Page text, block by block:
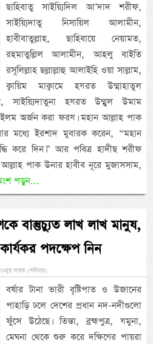
ছাহিবাতু সাইয়্যিদিল আ’দাদ শরীফ,
সাইয়্যিদাতু নিসায়িল আলামীন,
হাবীবাতুল্লাহ, ছাহিবায়ে নেয়ামত,
রহমাতুল্লিল আলামীন, আহলু বাইতি
রসূলিল্লাহ ছল্লাল্লাহু আলাইহি ওয়া সাল্লাম,
ক্বায়িম মাক্বামে হযরত উম্মাহাতুল
সাইয়্যিদাতুনা হযরত উম্মুল উমাম
অর্জন করা ফরয। মহান আল্লাহ পাক
মধ্যে ইরশাদ মুবারক করেন, “মহান
করে দিন।” আর পবিত্র হাদীছ শরীফ
পাক উনার হাবীব নূরে মুজাসসাম,
পড়ুন...
বাস্তুচ্যুত লাখ লাখ মানুষ,
পদক্ষেপ নিন
সাবত (শনিবার)
বর্ষার টানা ভারী বৃষ্টিপাত ও উজানের
পাহাড়ি ঢলে দেশের প্রধান নদ-নদীগুলো
ফুঁসে উঠেছে। তিস্তা, ব্রহ্মপুত্র, যমুনা,
মেঘনা থেকে শুরু করে দক্ষিণের পায়রা